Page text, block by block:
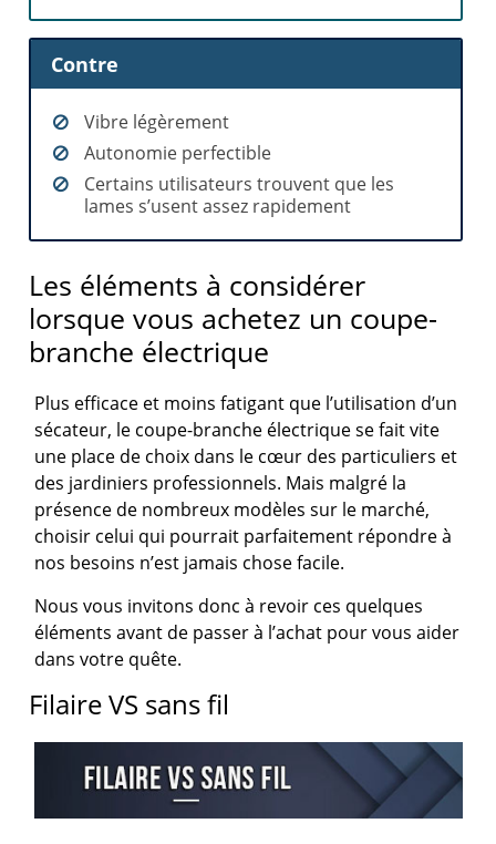
Contre
Vibre légèrement
Autonomie perfectible
Certains utilisateurs trouvent que les
lames s’usent assez rapidement
Les éléments à considérer
lorsque vous achetez un coupe-
branche électrique
Plus efficace et moins fatigant que l’utilisation d’un
sécateur, le coupe-branche électrique se fait vite
une place de choix dans le cœur des particuliers et
des jardiniers professionnels. Mais malgré la
présence de nombreux modèles sur le marché,
choisir celui qui pourrait parfaitement répondre à
nos besoins n’est jamais chose facile.
Nous vous invitons donc à revoir ces quelques
éléments avant de passer à l’achat pour vous aider
dans votre quête.
Filaire VS sans fil